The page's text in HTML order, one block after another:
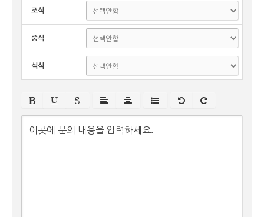
조식
중식
석식
이곳에 문의 내용을 입력하세요.